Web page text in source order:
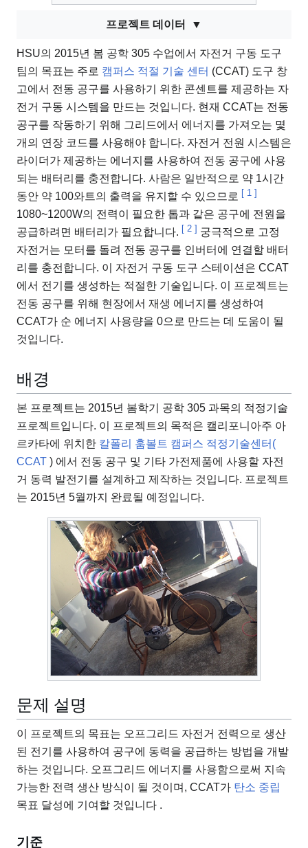
프로젝트 데이터
HSU의 2015년 봄 공학 305 수업에서 자전거 구동 도구
팀의 목표는 주로 캠퍼스 적절 기술 센터 (CCAT) 도구 창
고에서 전동 공구를 사용하기 위한 콘센트를 제공하는 자
전거 구동 시스템을 만드는 것입니다. 현재 CCAT는 전동
공구를 작동하기 위해 그리드에서 에너지를 가져오는 몇
개의 연장 코드를 사용해야 합니다. 자전거 전원 시스템은
라이더가 제공하는 에너지를 사용하여 전동 공구에 사용
되는 배터리를 충전합니다. 사람은 일반적으로 약 1시간
동안 약 100와트의 출력을 유지할 수 있으므로 [ 1 ]
1080~1200W의 전력이 필요한 톱과 같은 공구에 전원을
공급하려면 배터리가 필요합니다. [ 2 ] 궁극적으로 고정
자전거는 모터를 돌려 전동 공구를 인버터에 연결할 배터
리를 충전합니다. 이 자전거 구동 도구 스테이션은 CCAT
에서 전기를 생성하는 적절한 기술입니다. 이 프로젝트는
전동 공구를 위해 현장에서 재생 에너지를 생성하여
CCAT가 순 에너지 사용량을 0으로 만드는 데 도움이 될
것입니다.
배경
본 프로젝트는 2015년 봄학기 공학 305 과목의 적정기술
프로젝트입니다. 이 프로젝트의 목적은 캘리포니아주 아
르카타에 위치한 칼폴리 훔볼트 캠퍼스 적정기술센터(
CCAT ) 에서 전동 공구 및 기타 가전제품에 사용할 자전
거 동력 발전기를 설계하고 제작하는 것입니다. 프로젝트
는 2015년 5월까지 완료될 예정입니다.
문제 설명
이 프로젝트의 목표는 오프그리드 자전거 전력으로 생산
된 전기를 사용하여 공구에 동력을 공급하는 방법을 개발
하는 것입니다. 오프그리드 에너지를 사용함으로써 지속
가능한 전력 생산 방식이 될 것이며, CCAT가 탄소 중립
목표 달성에 기여할 것입니다 .
기준